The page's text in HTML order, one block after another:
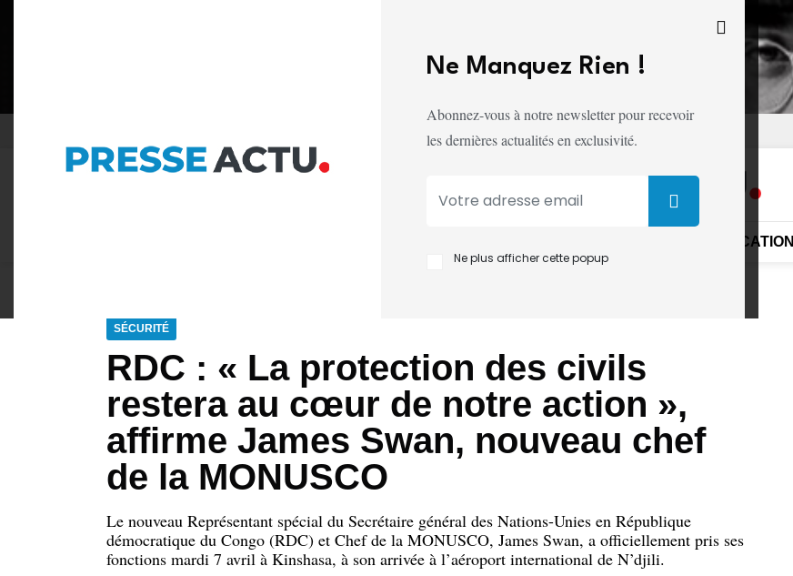
Ne Manquez Rien !
Abonnez-vous à notre newsletter pour recevoir
les dernières actualités en exclusivité.
Ne plus afficher cette popup
ÉDUCATION
SÉCURITÉ
RDC : « La protection des civils
restera au cœur de notre action »,
affirme James Swan, nouveau chef
de la MONUSCO
Le nouveau Représentant spécial du Secrétaire général des Nations-Unies en République
démocratique du Congo (RDC) et Chef de la MONUSCO, James Swan, a officiellement pris ses
fonctions mardi 7 avril à Kinshasa, à son arrivée à l’aéroport international de N’djili.